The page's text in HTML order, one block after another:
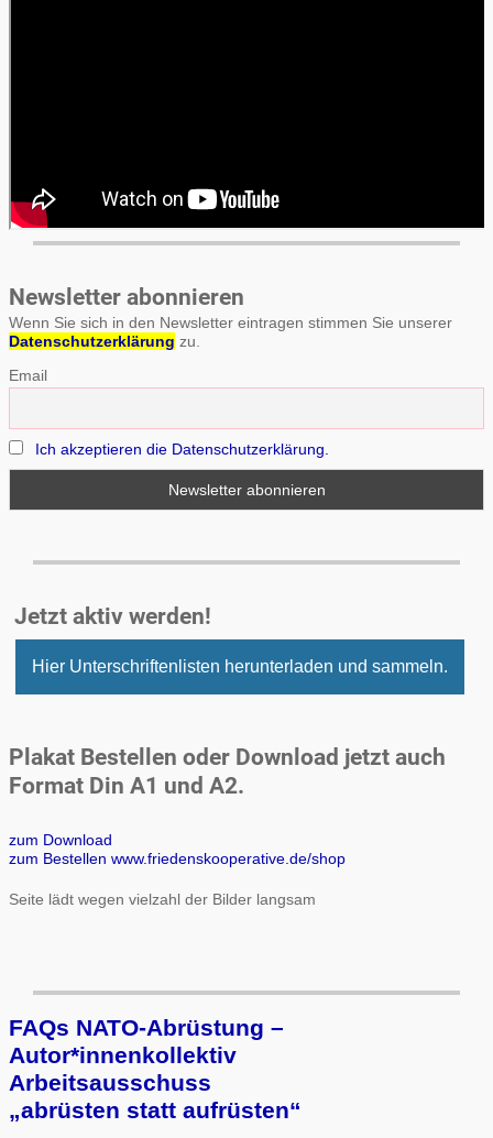
Newsletter abonnieren
Wenn Sie sich in den Newsletter eintragen stimmen Sie unserer
Datenschutzerklärung zu.
Email
Ich akzeptieren die Datenschutzerklärung.
Jetzt aktiv werden!
Hier Unterschriftenlisten herunterladen und sammeln.
Plakat Bestellen oder Download jetzt auch
Format Din A1 und A2.
zum Download
zum Bestellen www.friedenskooperative.de/shop
Seite lädt wegen vielzahl der Bilder langsam
FAQs NATO-Abrüstung –
Autor*innenkollektiv
Arbeits­aus­schuss
„ab­rüs­ten statt auf­rüs­ten“